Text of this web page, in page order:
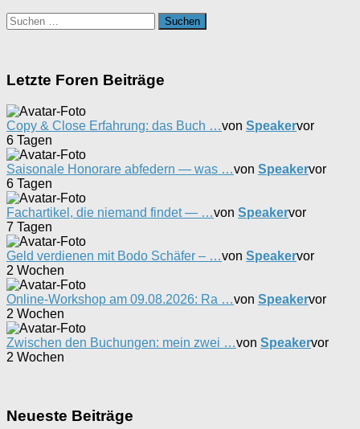
Suchen
nach:
Letzte Foren Beiträge
Copy & Close Erfahrung: das Buch …von Speakervor
6 Tagen
Saisonale Honorare abfedern — was …von Speakervor
6 Tagen
Fachartikel, die niemand findet — …von Speakervor
7 Tagen
Geld verdienen mit Bodo Schäfer – …von Speakervor
2 Wochen
Online-Workshop am 09.08.2026: Ra …von Speakervor
2 Wochen
Zwischen den Buchungen: mein zwei …von Speakervor
2 Wochen
Neueste Beiträge